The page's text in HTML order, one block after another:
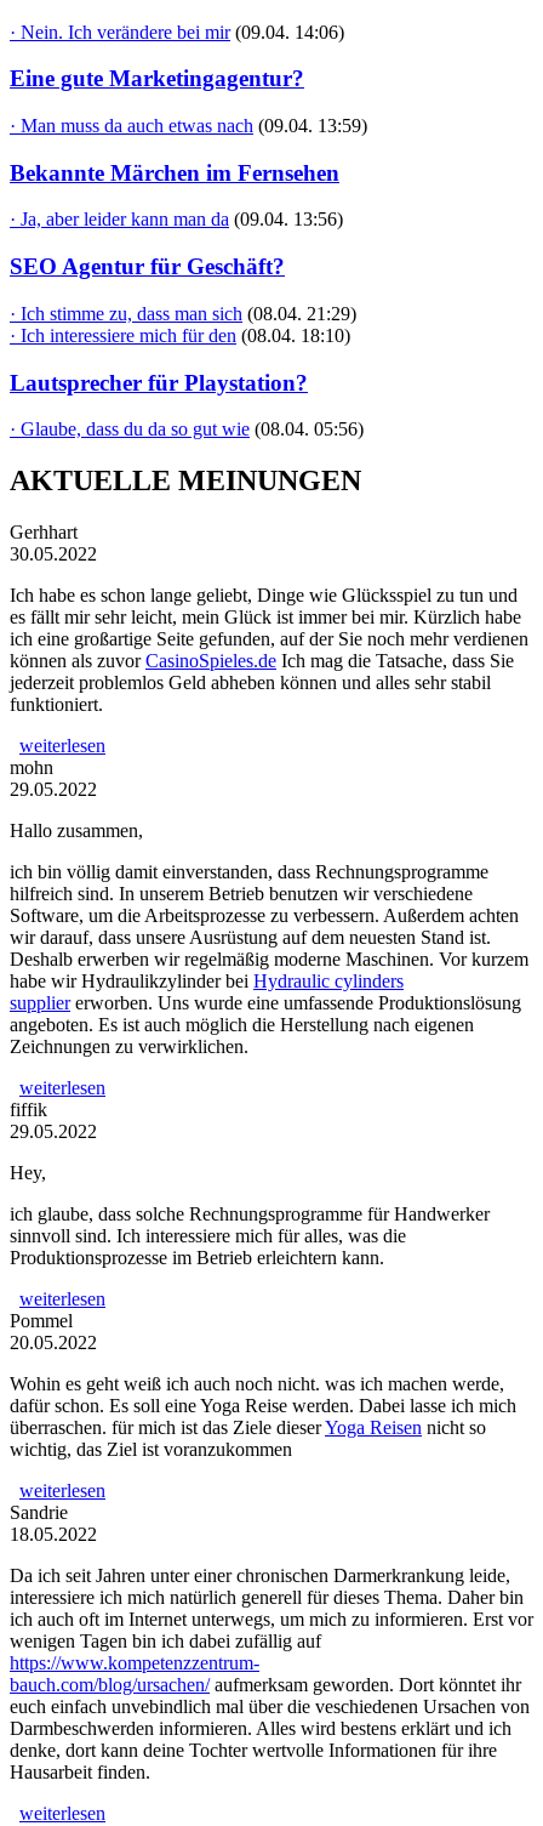
· Nein. Ich verändere bei mir (09.04. 14:06)
Eine gute Marketingagentur?
· Man muss da auch etwas nach (09.04. 13:59)
Bekannte Märchen im Fernsehen
· Ja, aber leider kann man da (09.04. 13:56)
SEO Agentur für Geschäft?
· Ich stimme zu, dass man sich (08.04. 21:29)
· Ich interessiere mich für den (08.04. 18:10)
Lautsprecher für Playstation?
· Glaube, dass du da so gut wie (08.04. 05:56)
AKTUELLE MEINUNGEN
Gerhhart
30.05.2022
Ich habe es schon lange geliebt, Dinge wie Glücksspiel zu tun und
es fällt mir sehr leicht, mein Glück ist immer bei mir. Kürzlich habe
ich eine großartige Seite gefunden, auf der Sie noch mehr verdienen
können als zuvorCasinoSpieles.de Ich mag die Tatsache, dass Sie
jederzeit problemlos Geld abheben können und alles sehr stabil
funktioniert.
weiterlesen
mohn
29.05.2022
Hallo zusammen,
ich bin völlig damit einverstanden, dass Rechnungsprogramme
hilfreich sind. In unserem Betrieb benutzen wir verschiedene
Software, um die Arbeitsprozesse zu verbessern. Außerdem achten
wir darauf, dass unsere Ausrüstung auf dem neuesten Stand ist.
Deshalb erwerben wir regelmäßig moderne Maschinen. Vor kurzem
habe wir Hydraulikzylinder bei Hydraulic cylinders
suppliererworben. Uns wurde eine umfassende Produktionslösung
angeboten. Es ist auch möglich die Herstellung nach eigenen
Zeichnungen zu verwirklichen.
weiterlesen
fiffik
29.05.2022
Hey,
ich glaube, dass solche Rechnungsprogramme für Handwerker
sinnvoll sind. Ich interessiere mich für alles, was die
Produktionsprozesse im Betrieb erleichtern kann.
weiterlesen
Pommel
20.05.2022
Wohin es geht weiß ich auch noch nicht. was ich machen werde,
dafür schon. Es soll eine Yoga Reise werden. Dabei lasse ich mich
überraschen. für mich ist das Ziele dieserYoga Reisen nicht so
wichtig, das Ziel ist voranzukommen
weiterlesen
Sandrie
18.05.2022
Da ich seit Jahren unter einer chronischen Darmerkrankung leide,
interessiere ich mich natürlich generell für dieses Thema. Daher bin
ich auch oft im Internet unterwegs, um mich zu informieren. Erst vor
wenigen Tagen bin ich dabei zufällig auf
https://www.kompetenzzentrum-
bauch.com/blog/ursachen/aufmerksam geworden. Dort könntet ihr
euch einfach unvebindlich mal über die veschiedenen Ursachen von
Darmbeschwerden informieren. Alles wird bestens erklärt und ich
denke, dort kann deine Tochter wertvolle Informationen für ihre
Hausarbeit finden.
weiterlesen